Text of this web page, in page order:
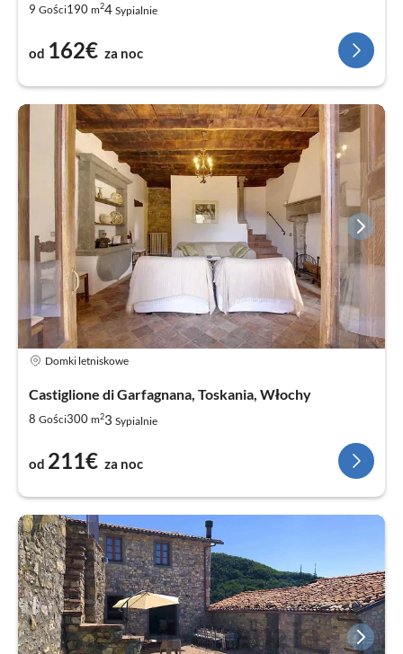
9 Gości190 m24 Sypialnie
od 162€ za noc
Domki letniskowe
Castiglione di Garfagnana, Toskania, Włochy
8 Gości300 m23 Sypialnie
od 211€ za noc